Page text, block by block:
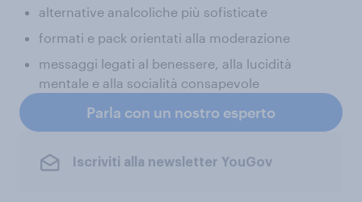
alternative analcoliche più sofisticate
formati e pack orientati alla moderazione
messaggi legati al benessere, alla lucidità
mentale e alla socialità consapevole
Parla con un nostro esperto
Iscriviti alla newsletter YouGov